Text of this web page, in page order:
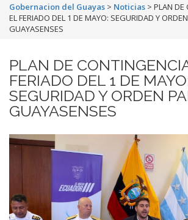
Gobernacion del Guayas > Noticias > PLAN DE
EL FERIADO DEL 1 DE MAYO: SEGURIDAD Y
GUAYASENSES
PLAN DE
FERIADO DEL 1 DE
SEGURIDAD Y ORDEN
GUAYASENSES